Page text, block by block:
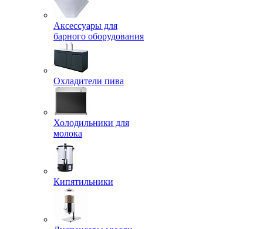
Аксессуары для
барного оборудования
Охладители пива
Холодильники для
молока
Кипятильники